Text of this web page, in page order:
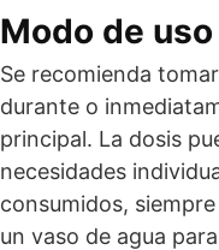
Modo de uso
Se recomienda
durante o
principal. La dosis
necesidades
consumidos,
un vaso de agua